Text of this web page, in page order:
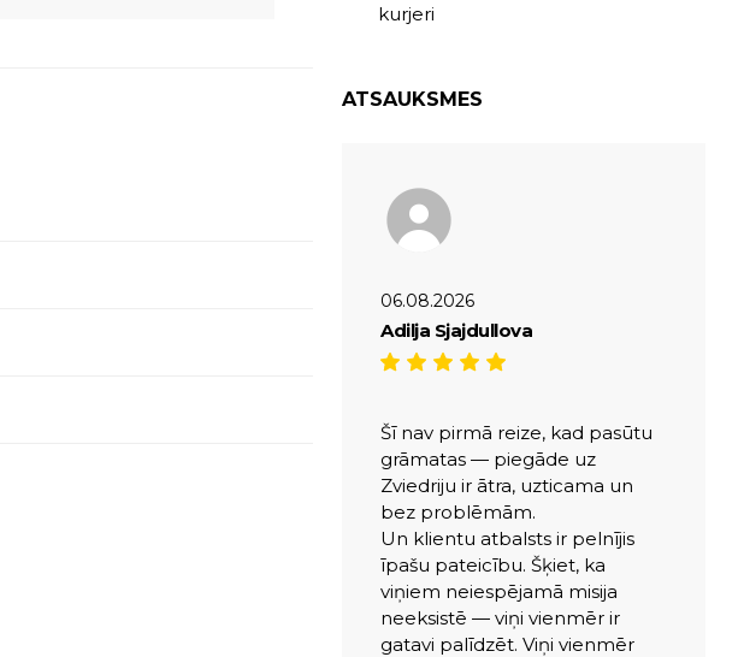
kurjeri
ATSAUKSMES
06.08.2026
Adilja Sjajdullova
Šī nav pirmā reize, kad pasūtu
grāmatas — piegāde uz
Zviedriju ir ātra, uzticama un
bez problēmām.
Un klientu atbalsts ir pelnījis
īpašu pateicību. Šķiet, ka
viņiem neiespējamā misija
neeksistē — viņi vienmēr ir
gatavi palīdzēt. Viņi vienmēr